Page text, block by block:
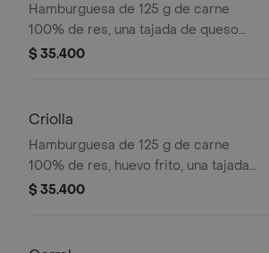
Hamburguesa de 125 g de carne
100% de res, una tajada de queso
tipo mozzarella, guacamole, fríjol
$ 35.400
Criolla
Hamburguesa de 125 g de carne
100% de res, huevo frito, una tajada
de queso tipo mozzarella, cebolla
$ 35.400